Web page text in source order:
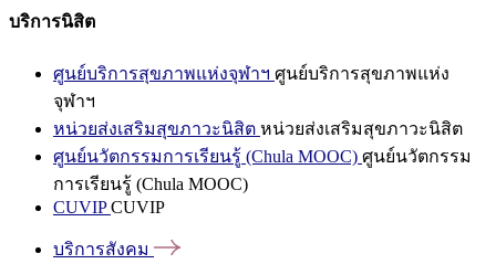
บริการนิสิต
ศูนย์บริการสุขภาพแห่งจุฬาฯ ศูนย์บริการสุขภาพแห่ง
จุฬาฯ
หน่วยส่งเสริมสุขภาวะนิสิต หน่วยส่งเสริมสุขภาวะนิสิต
ศูนย์นวัตกรรมการเรียนรู้ (Chula MOOC) ศูนย์นวัตกรรม
การเรียนรู้ (Chula MOOC)
CUVIPCUVIP
บริการสังคม